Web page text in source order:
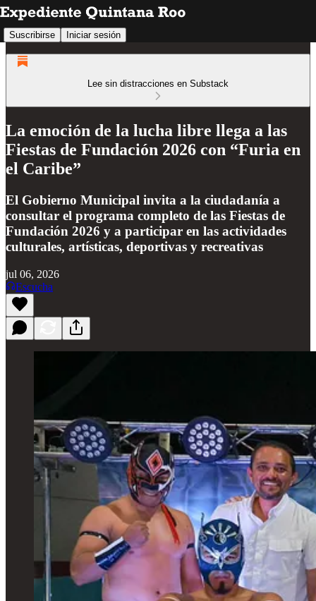
Suscribirse Iniciar sesión
Lee sin distracciones en Substack
La emoción de la lucha libre llega a las
Fiestas de Fundación 2026 con “Furia en
el Caribe”
El Gobierno Municipal invita a la ciudadanía a
consultar el programa completo de las Fiestas de
Fundación 2026 y a participar en las actividades
culturales, artísticas, deportivas y recreativas
jul 06, 2026
Escucha